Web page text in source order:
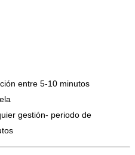
entre 5-10 minutos
gestión- periodo de